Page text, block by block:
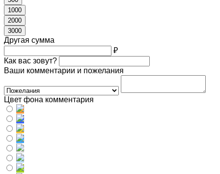
1000
2000
3000
Другая сумма
₽
Как вас зовут?
Ваши комментарии и пожелания
Цвет фона комментария